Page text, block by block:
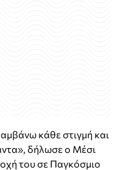
κάθε στιγμή και
δήλωσε ο Μέσι
του σε Παγκόσμιο